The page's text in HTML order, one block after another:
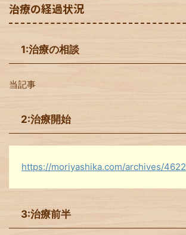
治療の経過状況
1:治療の相談
当記事
2:治療開始
https://moriyashika.com/archives/4622
3:治療前半